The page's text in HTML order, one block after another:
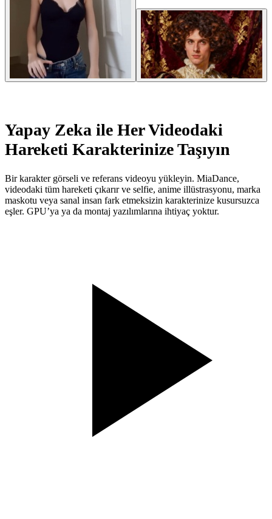
Yapay Zeka ile Her Videodaki
Hareketi Karakterinize Taşıyın
Bir karakter görseli ve referans videoyu yükleyin. MiaDance,
videodaki tüm hareketi çıkarır ve selfie, anime illüstrasyonu, marka
maskotu veya sanal insan fark etmeksizin karakterinize kusursuzca
eşler. GPU’ya ya da montaj yazılımlarına ihtiyaç yoktur.